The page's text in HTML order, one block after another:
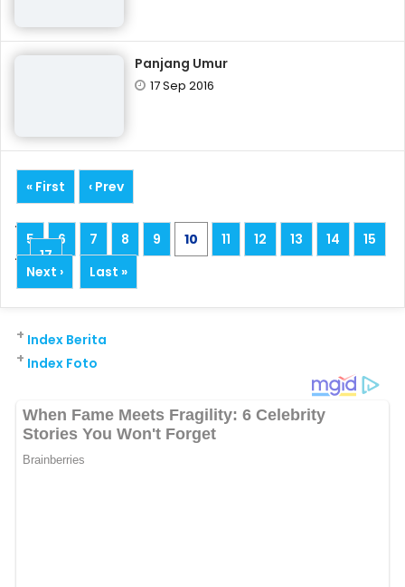
Panjang Umur
17 Sep 2016
« First
‹ Prev
...
5
6 7 8 9 10 11 12 13 14
15
...
17
Next ›
Last »
Index Berita
+
Index Foto
+